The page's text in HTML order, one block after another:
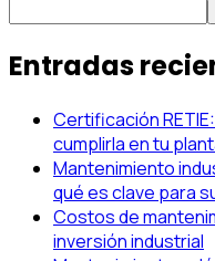
Entradas
Certificación
cumplirla en tu
Mantenimiento
qué es clave para
Costos de
inversión industrial